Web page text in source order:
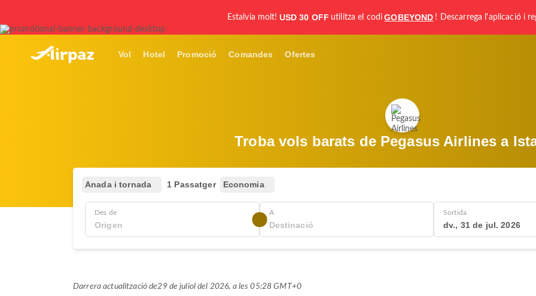
Estalvia molt! USD 30 OFF utilitza el codi GOBEYOND ! Descarrega l'aplicació i
Vol Hotel Promoció Comandes Ofertes
Troba vols barats de Pegasus Airlines a
Anada i tornada 1 Passatger Economia
Des de A Sortida
dv., 31 de jul. 2026
Darrera actualització de29 de juliol del 2026, a les 05:28 GMT+0